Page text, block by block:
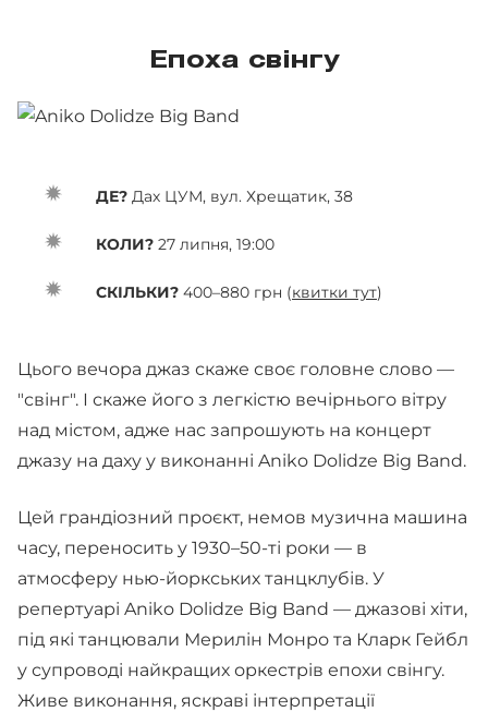
Епоха свінгу
ДЕ? Дах ЦУМ, вул. Хрещатик, 38
КОЛИ? 27 липня, 19:00
СКІЛЬКИ? 400–880 грн (квитки тут)
Цього вечора джаз скаже своє головне слово —
"свінг". І скаже його з легкістю вечірнього вітру
над містом, адже нас запрошують на концерт
джазу на даху у виконанні Aniko Dolidze Big Band.
Цей грандіозний проєкт, немов музична машина
часу, переносить у 1930–50-ті роки — в
атмосферу нью-йоркських танцклубів. У
репертуарі Aniko Dolidze Big Band — джазові хіти,
під які танцювали Мерилін Монро та Кларк Гейбл
у супроводі найкращих оркестрів епохи свінгу.
Живе виконання, яскраві інтерпретації